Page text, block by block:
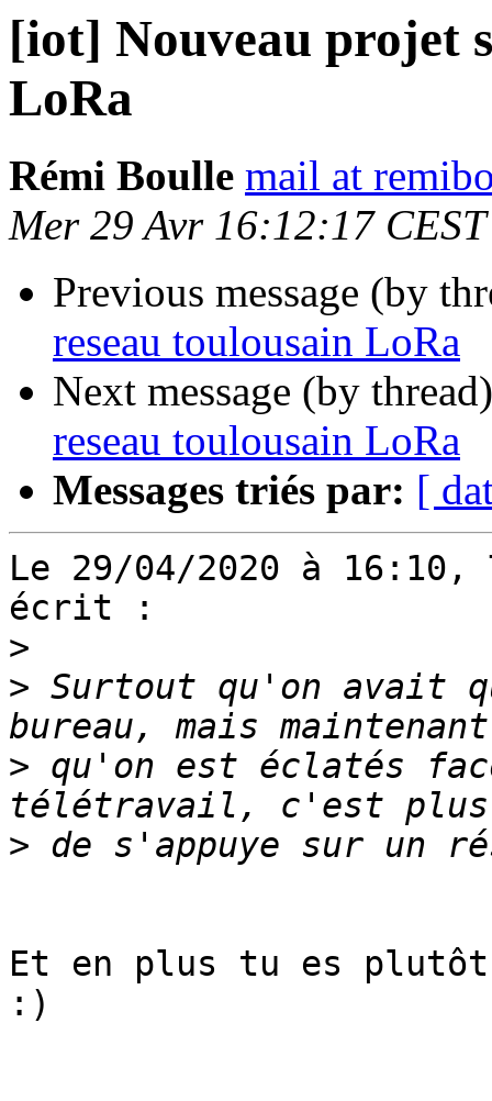
[iot] Nouveau projet
LoRa
Rémi Boulle mail at
Mer 29 Avr 16:12:17
Previous message (by
reseau toulousain LoRa
Next message (by
reseau toulousain LoRa
Messages triés par: [
Le 29/04/2020 à 16:10,
écrit :
>
> Surtout qu'on avait
> qu'on est éclatés
>
Et en plus tu es
:)